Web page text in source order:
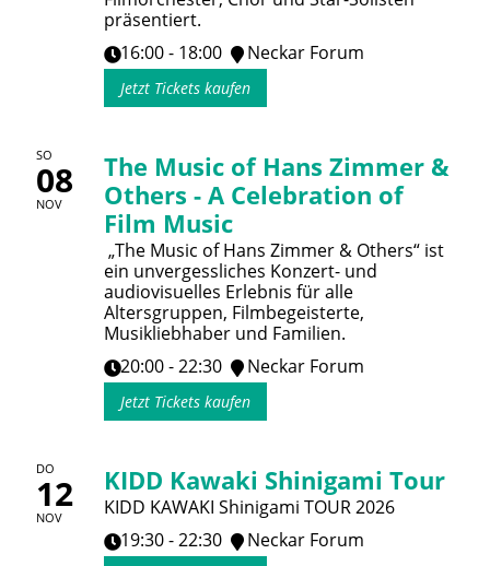
präsentiert.
16:00 - 18:00
Neckar Forum
Jetzt Tickets kaufen
SO
08
NOV
The Music of Hans Zimmer &
Others - A Celebration of
Film Music
„The Music of Hans Zimmer & Others“ ist
ein unvergessliches Konzert- und
audiovisuelles Erlebnis für alle
Altersgruppen, Filmbegeisterte,
Musikliebhaber und Familien.
20:00 - 22:30
Neckar Forum
Jetzt Tickets kaufen
DO
12
NOV
KIDD Kawaki Shinigami Tour
KIDD KAWAKI Shinigami TOUR 2026
19:30 - 22:30
Neckar Forum